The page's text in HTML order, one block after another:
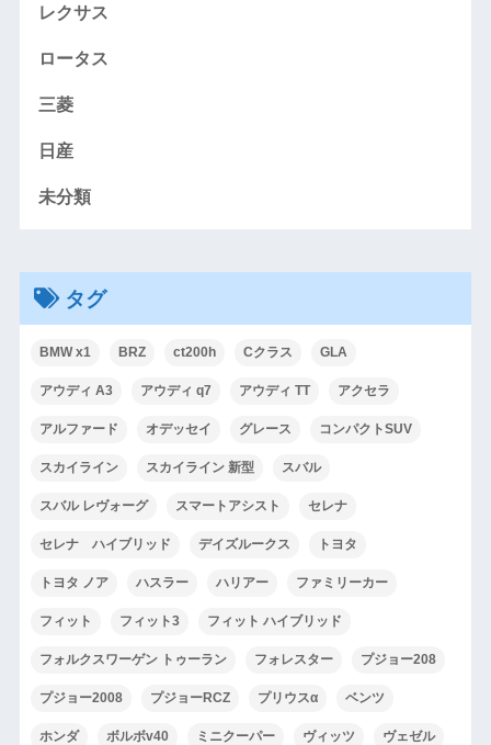
レクサス
ロータス
三菱
日産
未分類
タグ
BMW x1 BRZ ct200h Cクラス GLA
アウディ A3 アウディ q7 アウディ TT アクセラ
アルファード オデッセイ グレース コンパクトSUV
スカイライン スカイライン 新型 スバル
スバル レヴォーグ スマートアシスト セレナ
セレナ ハイブリッド デイズルークス トヨタ
トヨタ ノア ハスラー ハリアー ファミリーカー
フィット フィット3 フィット ハイブリッド
フォルクスワーゲン トゥーラン フォレスター プジョー208
プジョー2008 プジョーRCZ プリウスα ベンツ
ホンダ ボルボv40 ミニクーパー ヴィッツ ヴェゼル